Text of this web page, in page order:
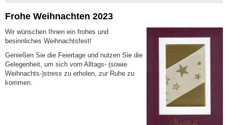
Frohe Weihnachten 2023
Wir wünschen Ihnen ein frohes und
besinnliches Weihnachtsfest!
Genießen Sie die Feiertage und nutzen Sie die
Gelegenheit, um sich vom Alltags- (sowie
Weihnachts-)stress zu erholen, zur Ruhe zu
kommen.